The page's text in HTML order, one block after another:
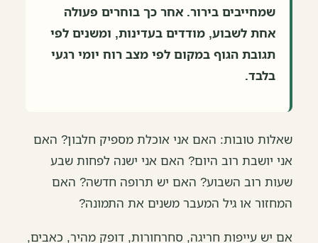
שמחייבים בירור. אחר כך בוחרים פעולה
אחת לשבוע, מודדים בעדינות, ומשנים לפי
תגובת הגוף במקום לפי מצב רוח יומי רגעי
בלבד.
שאלות טובות: האם אני אוכלת מספיק חלבון? האם
אני יושבת רוב היום? האם אני ישנה לפחות שבע
שעות רוב השבוע? האם יש תרופה חדשה? האם
המחזור או גיל המעבר משנים את התמונה?
אם יש עייפות חריגה, סחרחורות, דופק מהיר, כאבים,